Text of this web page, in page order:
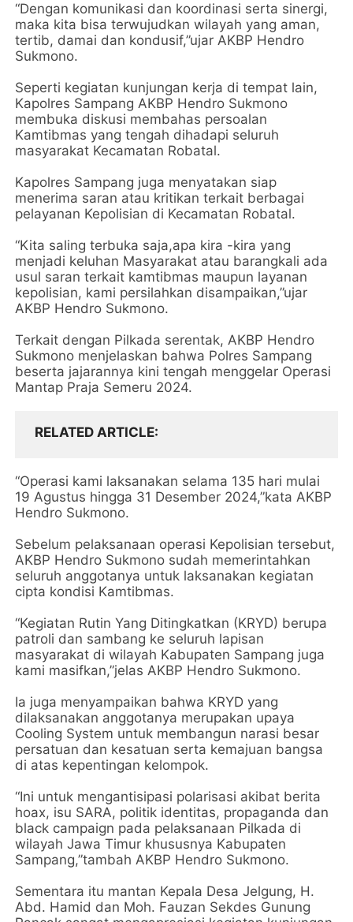
“Dengan komunikasi dan koordinasi serta sinergi,
maka kita bisa terwujudkan wilayah yang aman,
tertib, damai dan kondusif,”ujar AKBP Hendro
Sukmono.
Seperti kegiatan kunjungan kerja di tempat lain,
Kapolres Sampang AKBP Hendro Sukmono
membuka diskusi membahas persoalan
Kamtibmas yang tengah dihadapi seluruh
masyarakat Kecamatan Robatal.
Kapolres Sampang juga menyatakan siap
menerima saran atau kritikan terkait berbagai
pelayanan Kepolisian di Kecamatan Robatal.
“Kita saling terbuka saja,apa kira -kira yang
menjadi keluhan Masyarakat atau barangkali ada
usul saran terkait kamtibmas maupun layanan
kepolisian, kami persilahkan disampaikan,”ujar
AKBP Hendro Sukmono.
Terkait dengan Pilkada serentak, AKBP Hendro
Sukmono menjelaskan bahwa Polres Sampang
beserta jajarannya kini tengah menggelar Operasi
Mantap Praja Semeru 2024.
RELATED ARTICLE
“Operasi kami laksanakan selama 135 hari mulai
19 Agustus hingga 31 Desember 2024,”kata AKBP
Hendro Sukmono.
Sebelum pelaksanaan operasi Kepolisian tersebut,
AKBP Hendro Sukmono sudah memerintahkan
seluruh anggotanya untuk laksanakan kegiatan
cipta kondisi Kamtibmas.
“Kegiatan Rutin Yang Ditingkatkan (KRYD) berupa
patroli dan sambang ke seluruh lapisan
masyarakat di wilayah Kabupaten Sampang juga
kami masifkan,”jelas AKBP Hendro Sukmono.
Ia juga menyampaikan bahwa KRYD yang
dilaksanakan anggotanya merupakan upaya
Cooling System untuk membangun narasi besar
persatuan dan kesatuan serta kemajuan bangsa
di atas kepentingan kelompok.
“Ini untuk mengantisipasi polarisasi akibat berita
hoax, isu SARA, politik identitas, propaganda dan
black campaign pada pelaksanaan Pilkada di
wilayah Jawa Timur khususnya Kabupaten
Sampang,”tambah AKBP Hendro Sukmono.
Sementara itu mantan Kepala Desa Jelgung, H.
Abd. Hamid dan Moh. Fauzan Sekdes Gunung